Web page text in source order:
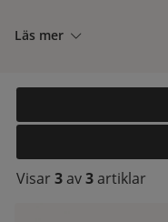
Läs mer
Visar 3av3artiklar